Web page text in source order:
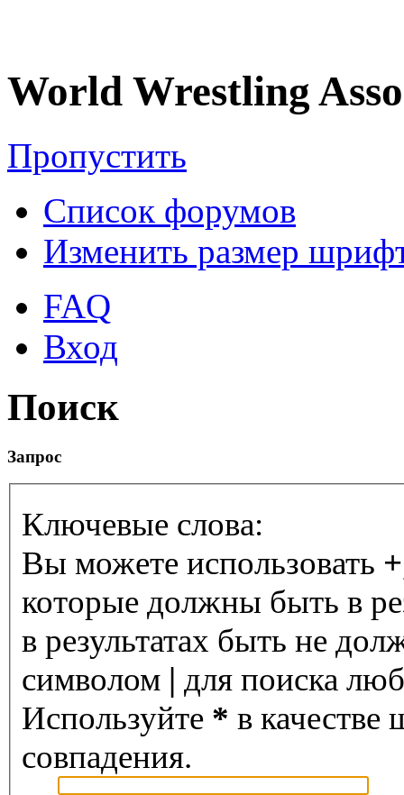
World Wrestling
Пропустить
Список форумов
Изменить размер
FAQ
Вход
Поиск
Запрос
Ключевые слова:
Вы можете использовать +
которые должны быть в
в результатах быть не
символом | для поиска
Используйте * в качестве
совпадения.